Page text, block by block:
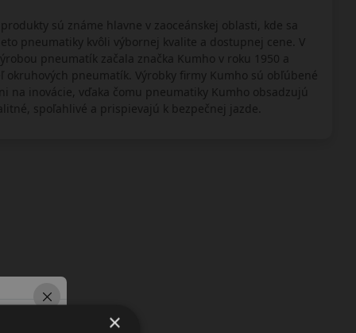
sú známe hlavne v zaoceánskej oblasti, kde sa
pneumatiky kvôli výbornej kvalite a dostupnej cene. V
pneumatík začala značka Kumho v roku 1950 a
pneumatík. Výrobky firmy Kumho sú obľúbené
na inovácie, vďaka čomu pneumatiky Kumho obsadzujú
spoľahlivé a prispievajú k bezpečnej jazde.
×